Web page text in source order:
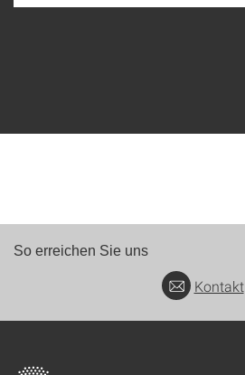
So erreichen Sie uns
Kontakt